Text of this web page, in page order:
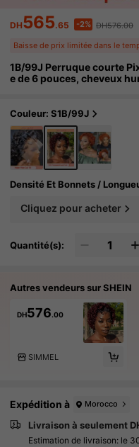
DH565.65 -2% DH576.00
Baisse de prix limitée dans le
1B/99J Perruque courte
e de 6 pouces, cheveux
r femmes
Couleur: S1B/99J
Densité Et Bonnets /
Cliquez pour acheter
Quantité(s):
Autres vendeurs sur SHEIN
DH576.00
SIMMEL
Expédition à Morocco
Livraison à seulement
Estimation de livraison: le